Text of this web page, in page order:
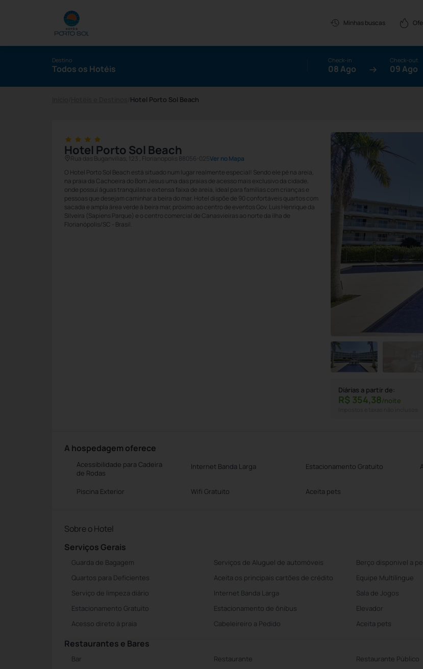
Minhas buscas
Destino
Todos os Hotéis
Check-in
08 Ago
Check-out
09 Ago
Hotel Porto Sol Beach
Hotel Porto Sol Beach
Rua das Buganvilias, 123 , Florianopolis 88056-025Ver no Mapa
O Hotel Porto Sol Beach está situado num lugar realmente especial! Sendo ele pé na areia,
na praia da Cachoeira do Bom Jesus uma das praias de acesso mais exclusivo da cidade,
onde possuí águas tranquilas e extensa faixa de areia, ideal para famílias com crianças e
pessoas que desejam caminhar a beira do mar. Hotel dispõe de 90 confortáveis quartos com
sacada e ampla área verde à beira mar, próximo ao centro de eventos Gov. Luis Henrique da
Silveira (Sapiens Parque) e o centro comercial de Canasvieiras ao norte da ilha de
Florianópolis/SC - Brasil.
Diárias a partir de:
R$ 354,38/noite
A hospedagem oferece
Acessibilidade para Cadeira
de Rodas
Internet Banda Larga Estacionamento Gratuito
Piscina Exterior Wifi Gratuito Aceita pets
Sobre o Hotel
Serviços Gerais
Guarda de Bagagem Serviços de Aluguel de automóveis Berço disponivel a
Quartos para Deficientes
Aceita os principais cartões de crédito Equipe Multilíngue
Serviço de limpeza diário
Internet Banda Larga Sala de Jogos
Estacionamento Gratuito
Estacionamento de ônibus Elevador
Acesso direto à praia
Cabeleireiro a Pedido Aceita pets
Restaurantes e Bares
Bar Restaurante Restaurante Público